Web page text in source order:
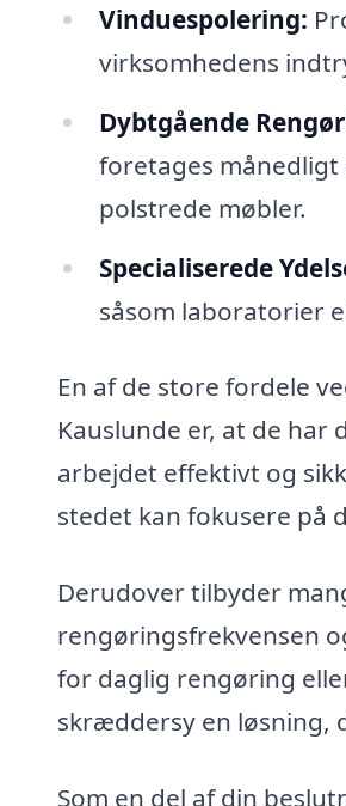
Vinduespolering:
virksomhedens
Dybtgående
foretages
polstrede møbler.
Specialiserede
såsom laboratorier
En af de store fordele
Kauslunde er, at de
arbejdet effektivt og
stedet kan fokusere på
Derudover tilbyder
rengøringsfrekvensen
for daglig rengøring
skræddersy en løsning,
Som en del af din